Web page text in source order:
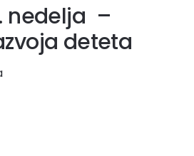
nedelja –
deteta